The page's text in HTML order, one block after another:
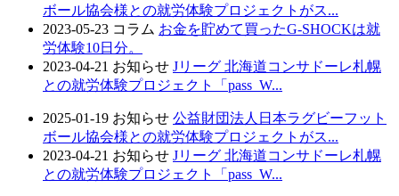
ボール協会様との就労体験プロジェクトがス...
2023-05-23 コラム お金を貯めて買ったG-SHOCKは就
労体験10日分。
2023-04-21 お知らせ Jリーグ 北海道コンサドーレ札幌
との就労体験プロジェクト「pass_W...
2025-01-19 お知らせ 公益財団法人日本ラグビーフット
ボール協会様との就労体験プロジェクトがス...
2023-04-21 お知らせ Jリーグ 北海道コンサドーレ札幌
との就労体験プロジェクト「pass_W...